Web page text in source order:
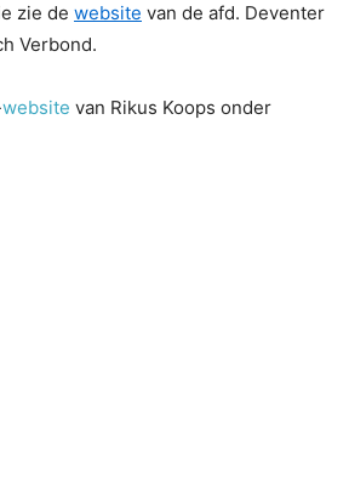
zie de website van de afd. Deventer
Verbond.
website van Rikus Koops onder